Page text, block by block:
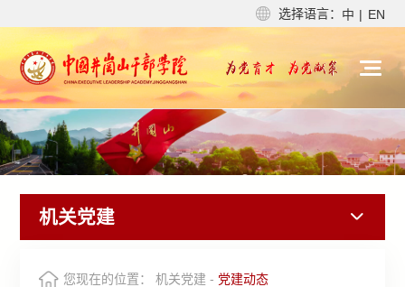
选择语言： 中 | EN
机关党建
您现在的位置： 机关党建 - 党建动态